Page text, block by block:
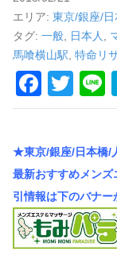
エリア: 東京/銀座/
タグ: 一般, 日本人,
馬喰横山駅, 特命リ
F
a
e
b
o
o
T
wi
er
★東京/銀座/日本橋/
最新おすすめメンズ
引情報は下のバナ